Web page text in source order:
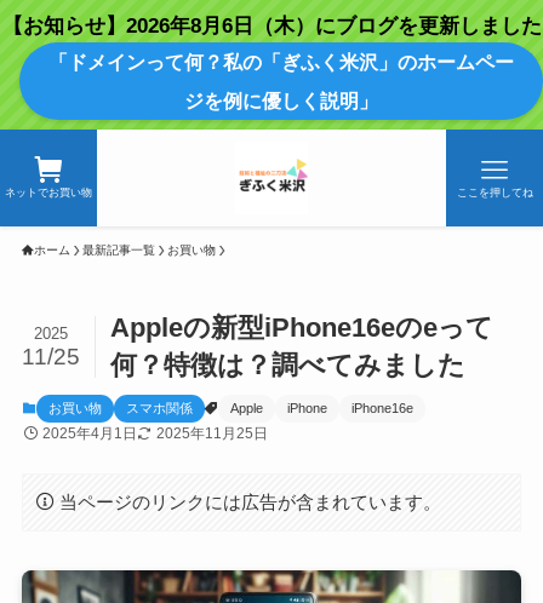
【お知らせ】2026年8月6日（木）にブログを更新しました
「ドメインって何？私の「ぎふく米沢」のホームペー
ジを例に優しく説明」
ネットでお買い物 ここを押してね
ホーム 最新記事一覧 お買い物
Appleの新型iPhone16eのeって
何？特徴は？調べてみました
2025
11/25
お買い物 スマホ関係 Apple iPhone iPhone16e
2025年4月1日 2025年11月25日
当ページのリンクには広告が含まれています。